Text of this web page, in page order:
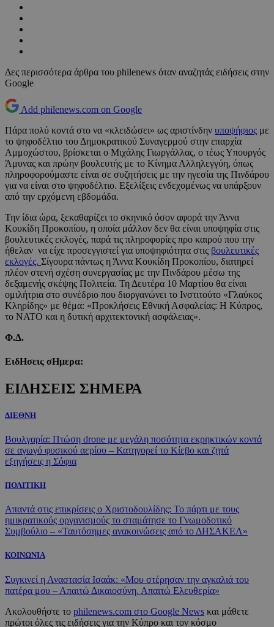
Δες περισσότερα άρθρα του philenews όταν αναζητάς ειδήσεις στην
Google
Add philenews.com on Google
Πάρα πολύ κοντά στο να «κλειδώσει» ως αριστίνδην υποψήφιος με
το ψηφοδέλτιο του Δημοκρατικού Συναγερμού στην επαρχία
Αμμοχώστου, βρίσκεται ο Μιχάλης Γιωργάλλας, ο τέως Υπουργός
Άμυνας και πρώην βουλευτής με το Κίνημα Αλληλεγγύη, όπως
πληροφορούμαστε είναι σε συζητήσεις με την ηγεσία της Πινδάρου
για να είναι στο ψηφοδέλτιο. Εξελίξεις ενδεχομένως να υπάρξουν
από την ερχόμενη εβδομάδα.
Την ίδια ώρα, ξεκαθαρίζει το σκηνικό όσον αφορά την Άννα
Κουκίδη Προκοπίου, η οποία μάλλον δεν θα είναι υποψηφία στις
βουλευτικές εκλογές, παρά τις πληροφορίες προ καιρού που την
ήθελαν να είχε προσεγγιστεί για υποψηφιότητα στις βουλευτικές
εκλογές. Σίγουρα πάντως η Άννα Κουκίδη Προκοπίου, διατηρεί
πλέον στενή σχέση συνεργασίας με την Πινδάρου μέσω της
δεξαμενής σκέψης Πολιτεία. Τη Δευτέρα 10 Μαρτίου θα είναι
ομιλήτρια στο συνέδριο που διοργανώνει το Ινστιτούτο «Γλαύκος
Κληρίδης» με θέμα: «Προκλήσεις Εθνική Ασφαλείας: Η Κύπρος,
το ΝΑΤΟ και η δυτική αρχιτεκτονική ασφάλειας».
Φ.Δ.
ΕιδΗσεις σΗμερα:
ΕΙΔΗΣΕΙΣ ΣΗΜΕΡΑ
ΔΙΕΘΝΗ
Βουλγαρία: Πτώση drone με μεγάλη ποσότητα εκρηκτικών κοντά
σε αγωγό φυσικού αερίου – Κατηγορεί το Κίεβο και ζητά
εξηγήσεις η Σόφια
ΠΟΛΙΤΙΚΗ
Απαντά στις επικρίσεις ο Χριστοδουλίδης: Το πάρτι με τους
ημικρατικούς οργανισμούς το σταμάτησε το Γνωμοδοτικό
Συμβούλιο – «Ταυτόσημες ανακοινώσεις από το ΔΗΣΑΚΕΛ»
ΚΟΙΝΩΝΙΑ
Συγκινεί η Αναστασία Ισαάκ: «Μου στέρησαν την αγκαλιά του
πατέρα μου – Απαιτώ Δικαιοσύνη. Απαιτώ Ελευθερία»
Ακολουθήστε το philenews.com στο Google News και μάθετε
πρώτοι όλες τις ειδήσεις για την Κύπρο και τον κόσμο